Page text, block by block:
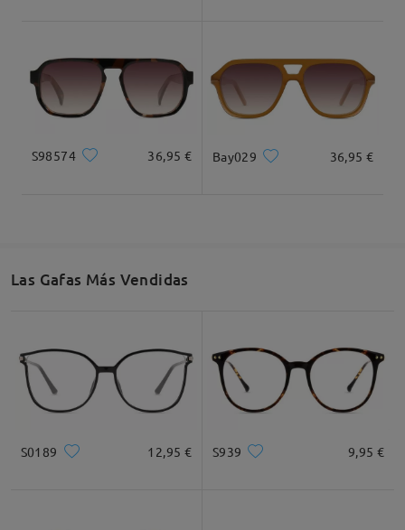
Ancho Total Longitud de Patillas
Recomendación de Rostro
S98574 36,95 € Bay029 36,95 €
Las Gafas Más Vendidas
S0189 12,95 € S939 9,95 €